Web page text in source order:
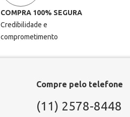
COMPRA 100% SEGURA
Credibilidade e
comprometimento
Compre pelo telefone
(11) 2578-8448